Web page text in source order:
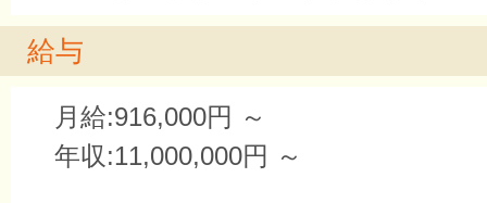
給与
月給:916,000円 ～
年収:11,000,000円 ～